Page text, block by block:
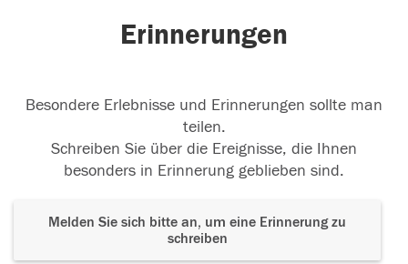
Erinnerungen
Besondere Erlebnisse und Erinnerungen sollte man
teilen.
Schreiben Sie über die Ereignisse, die Ihnen
besonders in Erinnerung geblieben sind.
Melden Sie sich bitte an, um eine Erinnerung zu
schreiben